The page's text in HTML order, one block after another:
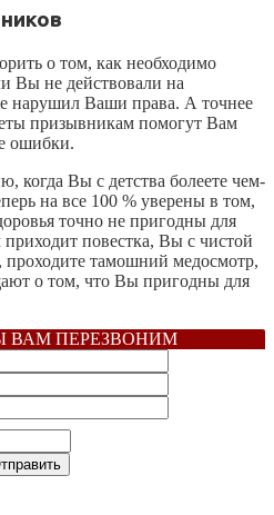
о том, как необходимо
Вы не действовали на
нарушил Ваши права. А точнее
призывникам помогут Вам
ошибки.
когда Вы с детства болеете чем-
на все 100 % уверены в том,
точно не пригодны для
повестка, Вы с чистой
проходите тамошний медосмотр,
о том, что Вы пригодны для
ВАМ ПЕРЕЗВОНИМ